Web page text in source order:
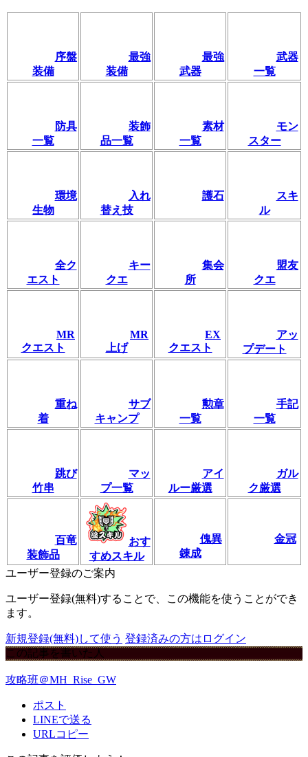
序盤
装備
最強
装備
最強
武器
武器
一覧
防具
一覧
装飾
品一覧
素材
一覧
モン
スター
環境
生物
入れ
替え技
護石
スキ
ル
全ク
エスト
キー
クエ
集会
所
盟友
クエ
MR
クエスト
MR
上げ
EX
クエスト
アッ
プデート
重ね
着
サブ
キャンプ
勲章
一覧
手記
一覧
跳び
竹串
マッ
プ一覧
アイ
ルー厳選
ガル
ク厳選
百竜
装飾品
おす
すめスキル
傀異
錬成
金冠
ユーザー登録のご案内
ユーザー登録(無料)することで、この機能を使うことができ
ます。
新規登録(無料)して使う 登録済みの方はログイン
この記事を書いた人
攻略班＠MH_Rise_GW
ポスト
LINEで送る
URLコピー